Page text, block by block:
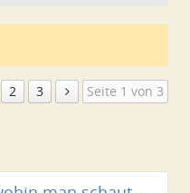
2 3 Seite 1 von 3